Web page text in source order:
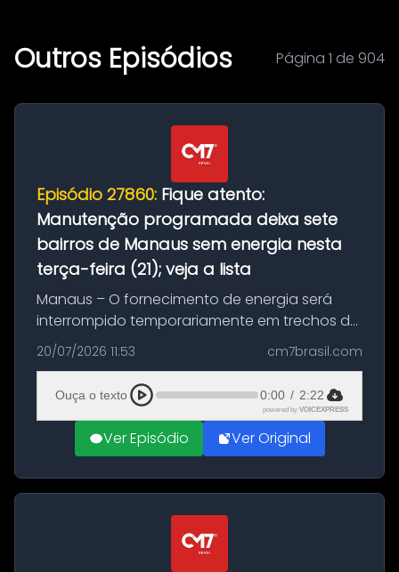
Outros Episódios Página 1 de 904
Episódio 27860: Fique atento:
Manutenção programada deixa sete
bairros de Manaus sem energia nesta
terça-feira (21); veja a lista
Manaus – O fornecimento de energia será
interrompido temporariamente em trechos de
sete bairros de Manaus nesta terça-feira (21).
A suspensão programada ocorrerá para a
execução de serviços de manuten...
20/07/2026 11:53 cm7brasil.com
Ouça o texto 0:00 / 2:22
powered by VOICEXPRESS
Ver Episódio Ver Original